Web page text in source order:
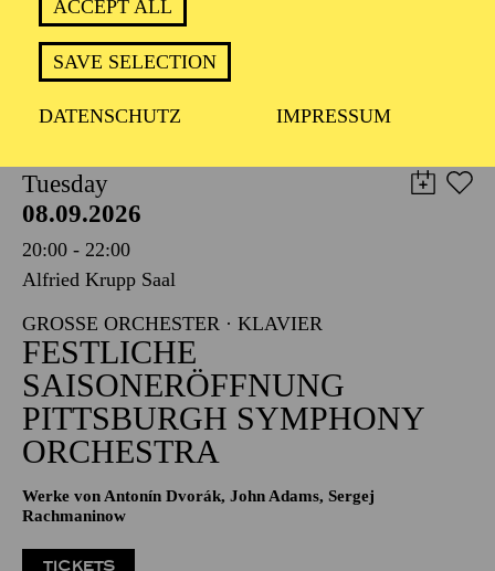
ACCEPT ALL
SAVE SELECTION
DATENSCHUTZ IMPRESSUM
TICKETS
8,00€
Tuesday
08.09.2026
20:00 - 22:00
Alfried Krupp Saal
GROSSE ORCHESTER · KLAVIER
FESTLICHE
SAISONERÖFFNUNG
PITTSBURGH SYMPHONY
ORCHESTRA
Werke von Antonín Dvorák, John Adams, Sergej
Rachmaninow
TICKETS